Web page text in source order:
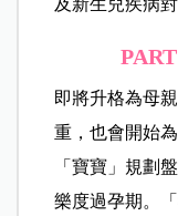
即將升格為母
重，也會開始
「寶寶」規劃
樂度過孕期。